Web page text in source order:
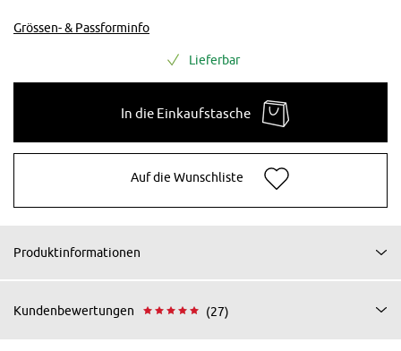
Grössen- & Passforminfo
Lieferbar
In die Einkaufstasche
Auf die Wunschliste
Produktinformationen
Kundenbewertungen (27)